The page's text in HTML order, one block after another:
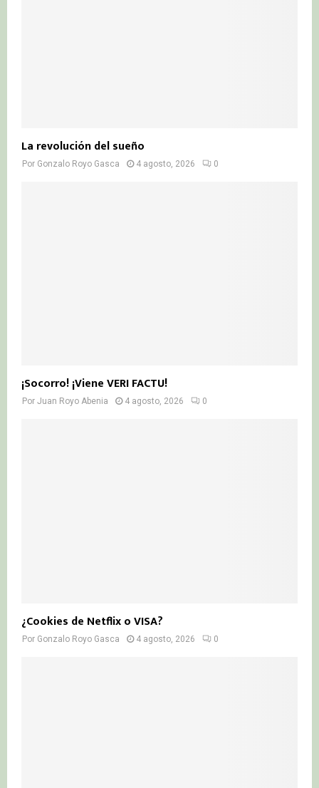
La revolución del sueño
Por Gonzalo Royo Gasca 4 agosto, 2026 0
¡Socorro! ¡Viene VERI FACTU!
Por Juan Royo Abenia 4 agosto, 2026 0
¿Cookies de Netflix o VISA?
Por Gonzalo Royo Gasca 4 agosto, 2026 0